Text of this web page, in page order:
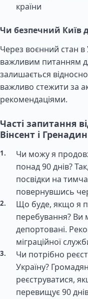
країни
Чи безпечний Київ
Через воєнний стан в
важливим питанням
залишається
важливо стежити за
рекомендаціями.
Часті запитання
Вінсент і Гренадин
Чи можу я
понад 90 днів?
посвідки на
повернувшись
Що буде, якщо я
перебування?
депортовані.
міграційної
Чи потрібно
Україну?
реєструватися,
перевищує 90